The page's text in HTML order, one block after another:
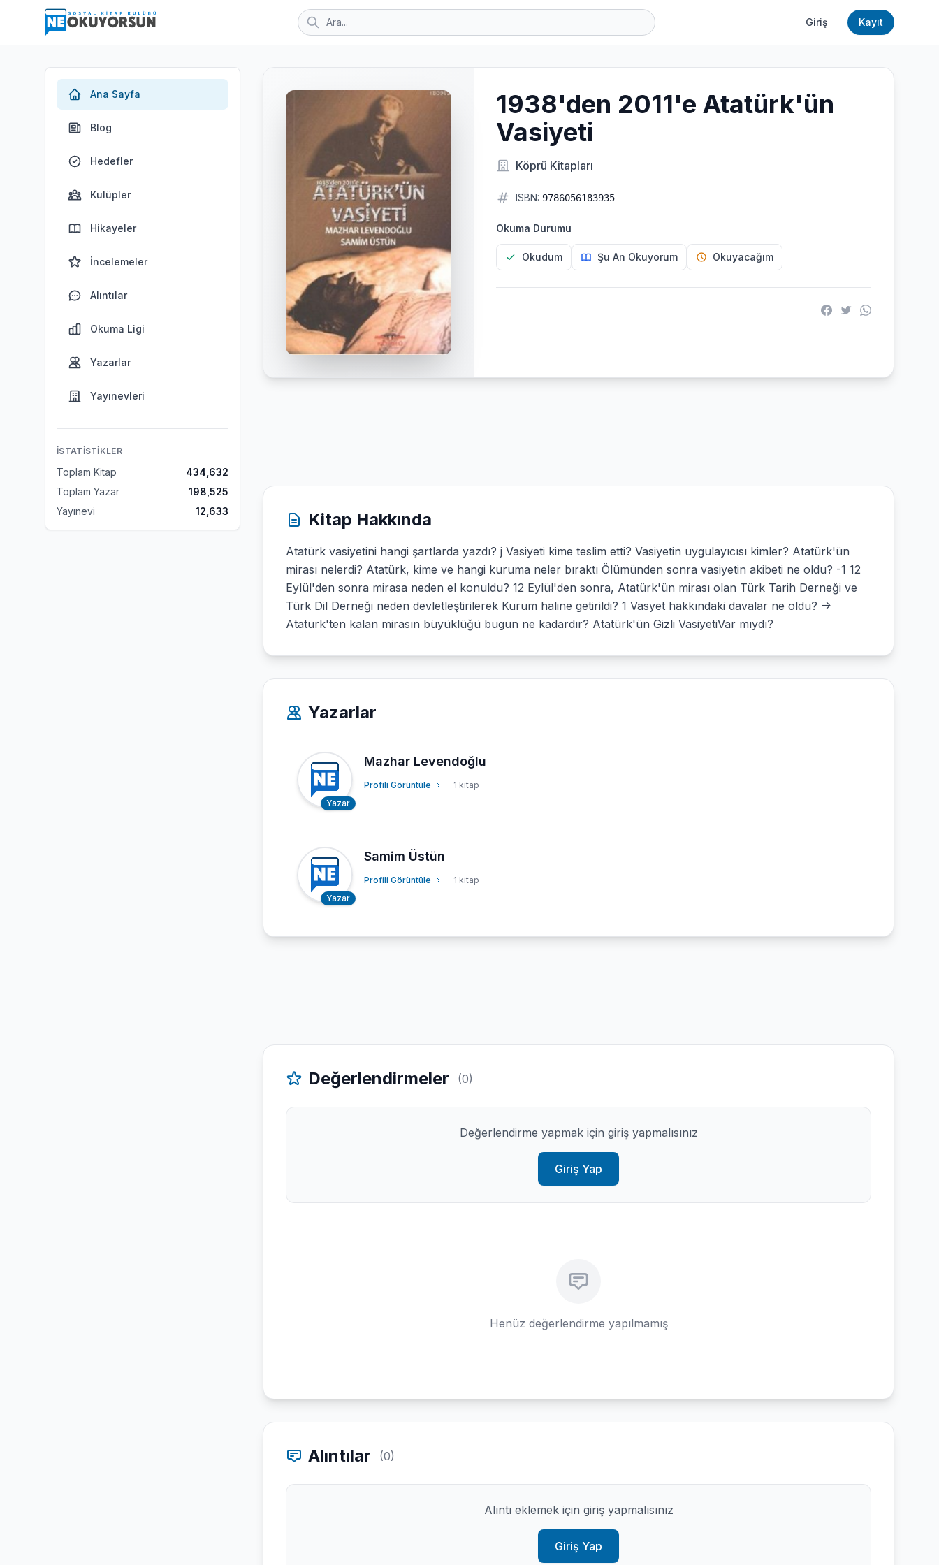
Giriş Kayıt
Ana Sayfa
Blog
Hedefler
Kulüpler
Hikayeler
İncelemeler
Alıntılar
Okuma Ligi
Yazarlar
Yayınevleri
İSTATISTIKLER
Toplam Kitap
434,632
Toplam Yazar
198,525
Yayınevi
12,633
1938'den 2011'e Atatürk'ün
Vasiyeti
Köprü Kitapları
ISBN: 9786056183935
Okuma Durumu
Okudum Şu An Okuyorum Okuyacağım
Kitap Hakkında
Atatürk vasiyetini hangi şartlarda yazdı? j Vasiyeti kime teslim etti? Vasiyetin uygulayıcısı kimler? Atatürk'ün
mirası nelerdi? Atatürk, kime ve hangi kuruma neler bıraktı Ölümünden sonra vasiyetin akibeti ne oldu? -1 12
Eylül'den sonra mirasa neden el konuldu? 12 Eylül'den sonra, Atatürk'ün mirası olan Türk Tarih Derneği ve
Türk Dil Derneği neden devletleştirilerek Kurum haline getirildi? 1 Vasyet hakkındaki davalar ne oldu? ->
Atatürk'ten kalan mirasın büyüklüğü bugün ne kadardır? Atatürk'ün Gizli VasiyetiVar mıydı?
Yazarlar
Yazar
Mazhar Levendoğlu
Profili Görüntüle 1 kitap
Yazar
Samim Üstün
Profili Görüntüle 1 kitap
Değerlendirmeler (0)
Değerlendirme yapmak için giriş yapmalısınız
Giriş Yap
Henüz değerlendirme yapılmamış
Alıntılar (0)
Alıntı eklemek için giriş yapmalısınız
Giriş Yap